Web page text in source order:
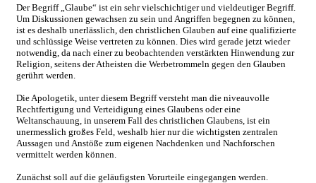
Der Begriff „Glaube“ ist ein sehr vielschichtiger und vieldeutiger Begriff.
Um Diskussionen gewachsen zu sein und Angriffen begegnen zu können,
ist es deshalb unerlässlich, den christlichen Glauben auf eine qualifizierte
und schlüssige Weise vertreten zu können. Dies wird gerade jetzt wieder
notwendig, da nach einer zu beobachtenden verstärkten Hinwendung zur
Religion, seitens der Atheisten die Werbetrommeln gegen den Glauben
gerührt werden.
Die Apologetik, unter diesem Begriff versteht man die niveauvolle
Rechtfertigung und Verteidigung eines Glaubens oder eine
Weltanschauung, in unserem Fall des christlichen Glaubens, ist ein
unermesslich großes Feld, weshalb hier nur die wichtigsten zentralen
Aussagen und Anstöße zum eigenen Nachdenken und Nachforschen
vermittelt werden können.
Zunächst soll auf die geläufigsten Vorurteile eingegangen werden.